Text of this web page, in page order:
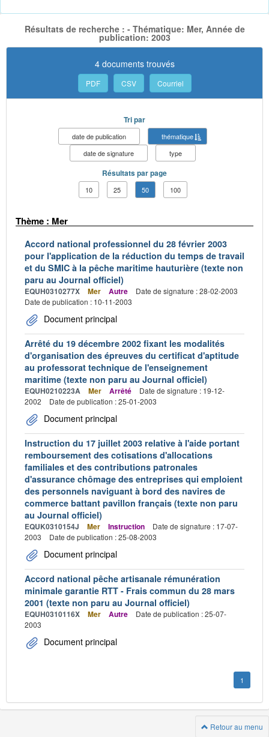
Résultats de recherche : - Thématique: Mer, Année de
publication: 2003
4 documents trouvés
PDF CSV Courriel
Tri par
date de publication
thématique
date de signature
type
Résultats par page
10 25 50 100
Thème : Mer
Accord national professionnel du 28 février 2003
pour l'application de la réduction du temps de travail
et du SMIC à la pêche maritime hauturière (texte non
paru au Journal officiel)
EQUH0310277X Mer Autre
Date de signature : 28-02-2003
Date de publication : 10-11-2003
Document principal
Arrêté du 19 décembre 2002 fixant les modalités
d'organisation des épreuves du certificat d'aptitude
au professorat technique de l'enseignement
maritime (texte non paru au Journal officiel)
EQUH0210223A Mer Arrêté
Date de signature : 19-12-
2002
Date de publication : 25-01-2003
Document principal
Instruction du 17 juillet 2003 relative à l'aide portant
remboursement des cotisations d'allocations
familiales et des contributions patronales
d'assurance chômage des entreprises qui emploient
des personnels naviguant à bord des navires de
commerce battant pavillon français (texte non paru
au Journal officiel)
EQUK0310154J Mer Instruction
Date de signature : 17-07-
2003
Date de publication : 25-08-2003
Document principal
Accord national pêche artisanale rémunération
minimale garantie RTT - Frais commun du 28 mars
2001 (texte non paru au Journal officiel)
EQUH0310116X Mer Autre
Date de publication : 25-07-
2003
Document principal
1
Retour au menu